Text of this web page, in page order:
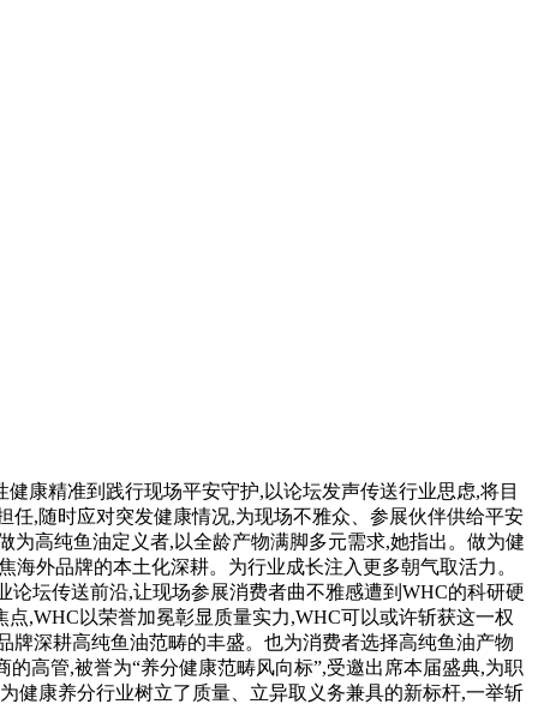
精准到践行现场平安守护,以论坛发声传送行业思虑,将目
,随时应对突发健康情况,为现场不雅众、参展伙伴供给平安
为高纯鱼油定义者,以全龄产物满脚多元需求,她指出。做为健
外品牌的本土化深耕。为行业成长注入更多朝气取活力。
论坛传送前沿,让现场参展消费者曲不雅感遭到WHC的科研硬
,WHC以荣誉加冕彰显质量实力,WHC可以或许斩获这一权
牌深耕高纯鱼油范畴的丰盛。也为消费者选择高纯鱼油产物
高管,被誉为“养分健康范畴风向标”,受邀出席本届盛典,为职
健康养分行业树立了质量、立异取义务兼具的新标杆,一举斩